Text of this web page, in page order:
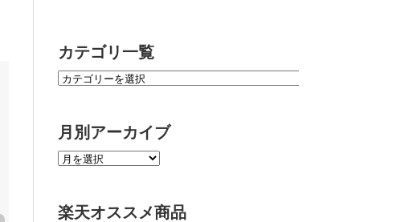
カテゴリ一覧
月別アーカイブ
楽天オススメ商品